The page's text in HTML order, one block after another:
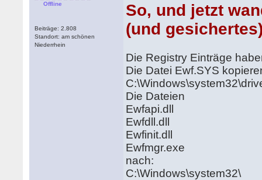
Offline
Beiträge: 2.808
Standort: am schönen
Niederrhein
So, und jetzt
(und
Die Registry Einträge
Die Datei Ewf.SYS
Die Dateien
Ewfapi.dll
Ewfdll.dll
Ewfinit.dll
Ewfmgr.exe
nach:
C:\Windows\system32\